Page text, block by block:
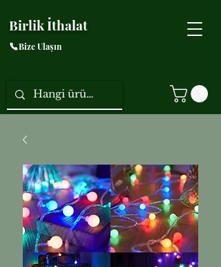
Birlik İthalat
Bize Ulaşın